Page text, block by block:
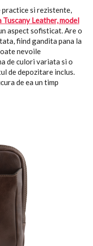
si rezistente,
Leather, model
aspect sofisticat. Are o
fiind gandita pana la
nevoile
de culori variata si o
de depozitare inclus.
de ea un timp